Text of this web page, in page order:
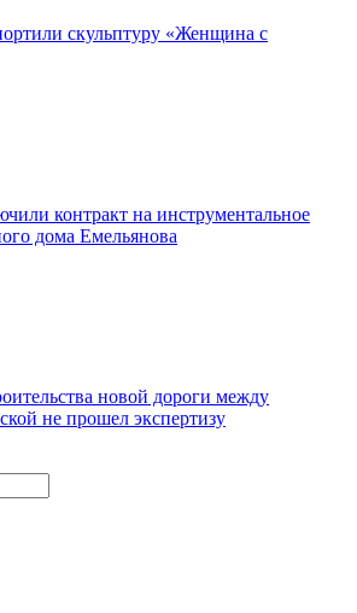
скульптуру «Женщина с
контракт на инструментальное
дома Емельянова
новой дороги между
не прошел экспертизу